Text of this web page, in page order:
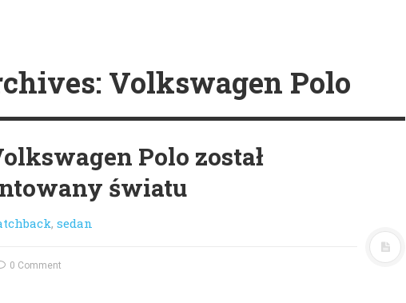
Volkswagen Polo
Polo został
światu
, sedan
0 Comment